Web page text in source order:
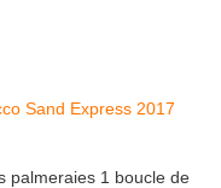
palmeraies 1 boucle de